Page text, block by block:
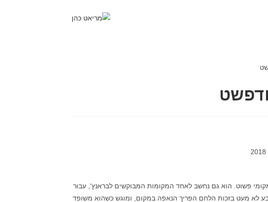
פשוט. הוא גם נחשב לאחד המקומות המבוקשים לבראנץ', עבור
לא מעט בזכות הלחם הפריך הנאפה במקום, ומוגש כשהוא משופד